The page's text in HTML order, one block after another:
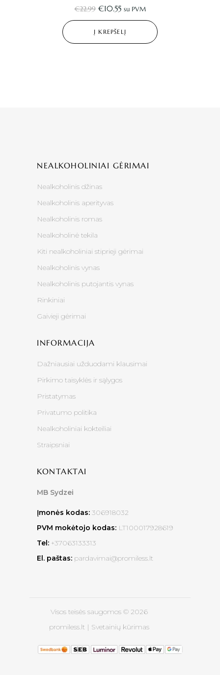
€22.99 €10.55 su PVM
Į KREPŠELĮ
NEALKOHOLINIAI GĖRIMAI
Nealkoholinis džinas
Nealkoholinis aperityvas
Nealkoholinis romas
Nealkoholinė tekila
Kiti nealkoholiniai stiprieji gėrimai
Nealkoholinis vynas
Nealkoholinis putojantis vynas
Rinkiniai
Gaivieji gėrimai
INFORMACIJA
Dažniausiai užduodami klausimai
Pirkimo taisyklės ir sąlygos
Pristatymas
Privatumo politika
Nealkoholiniai kokteiliai
Straipsniai
KONTAKTAI
MB Sydzei
Įmonės kodas: 306918032
PVM mokėtojo kodas: LT100017928619
Tel: +37063133313
El. paštas: pardavimai@promiless.lt
Visos teisės saugomos © 2026
promiless.lt | Svetainių kūrimas